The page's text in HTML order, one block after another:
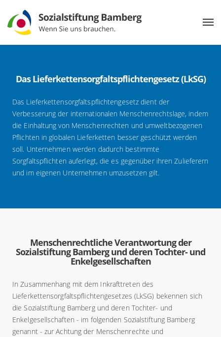
Das Lieferkettensorgfaltspflichtengesetz (LkSG)
Das Lieferkettensorgfaltspflichtengesetz dient der
Verbesserung der internationalen Menschenrechtslage, indem
die Einhaltung von Menschenrechten und umweltbezogenen
Pflichten in globalen Lieferketten besser geschützt werden
soll. Unternehmen werden dadurch bestimmte
Sorgfaltspflichten auferlegt, die es gegenüber ihren Zulieferern
und im eigenen Unternehmen umzusetzen gilt.
Menschenrechtliche Verantwortung der
Sozialstiftung Bamberg und deren Tochter- und
Enkelgesellschaften
In Zusammenhang mit dem Inkrafttreten des
Lieferkettensorgfaltspflichtengesetzes (LkSG) bekennen sich
die Sozialstiftung Bamberg und deren Tochter- und
Enkelgesellschaften - im folgenden Sozialstiftung Bamberg
genannt - zur Achtung der Menschenrechte und